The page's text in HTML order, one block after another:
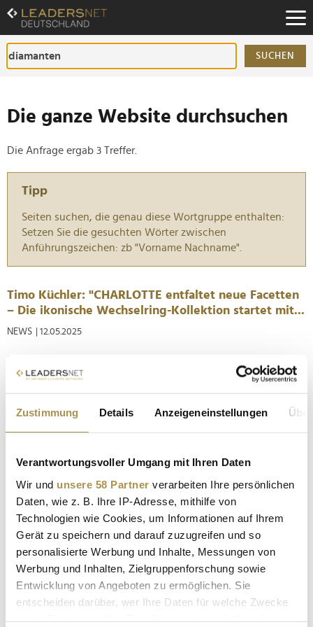
Zustimmung Details Anzeigeneinstellungen
Verantwortungsvoller Umgang mit Ihren Daten
Wir und unsere 58 Partner verarbeiten Ihre persönlichen
Daten, wie z. B. Ihre IP-Adresse, mithilfe von
Technologien wie Cookies, um Informationen auf Ihrem
Gerät zu speichern und darauf zuzugreifen und so
personalisierte Werbung und Inhalte, Messungen von
Werbung und Inhalten, Zielgruppenforschung sowie
Entwicklung von Angeboten zu ermöglichen. Sie
entscheiden darüber, wer Ihre Daten für welche Zwecke
Zum
Inhalt
Zur
Fußzeilen-
Navigation
SUCHEN
Die ganze Website durchsuchen
Die Anfrage ergab 3 Treffer.
Tipp
Seiten suchen, die genau diese Wortgruppe enthalten:
Setzen Sie die gesuchten Wörter zwischen
Anführungszeichen: zb "Vorname Nachname".
Timo Küchler: "CHARLOTTE entfaltet neue Facetten
– Die ikonische Wechselring-Kollektion startet mit...
NEWS | 12.05.2025
Eine innovative Technik, neuartige Materialien und
poetisches Design: Die traditionsreiche Schmuckmanufaktur
modularen CHARLOTTE Kollektion. Von patentierter Mechanik
über labgrown Diamonds bis hin zu faszinierenden
Farbsteinen – die neue...
Ehinger Schwarz 1876: Sorglos reisen mit Lab Grown
Diamonds
NEWS | 29.04.2025
darauf verzichten möchte, kennt die Schattenseiten: Die
Angst vor Diebstahl, Verlust oder Beschädigung kann sich
wie eine dunkle Wolke über eigentlich unbeschwerte
Urlaubsmomente schieben. Mit der TRUELAB Cruise
Collection aus dem Hause Ehinger...